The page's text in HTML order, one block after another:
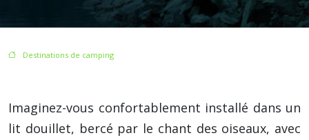
Destinations de camping
Imaginez-vous confortablement installé dans un
lit douillet, bercé par le chant des oiseaux, avec